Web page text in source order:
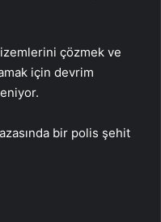
çözmek ve
için devrim
bir polis şehit